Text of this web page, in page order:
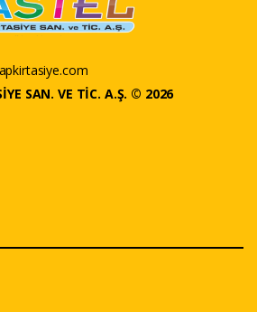
SAN. VE TİC. A.Ş. © 2026